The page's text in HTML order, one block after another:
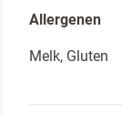
Allergenen
Melk, Gluten
Ja, houd